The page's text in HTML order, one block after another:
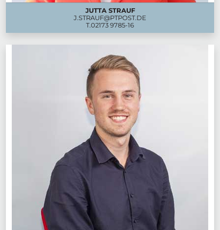
JUTTA STRAUF
J.STRAUF@PTPOST.DE
T.02173 9785-16